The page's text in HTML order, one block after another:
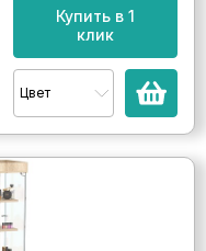
Купить в 1
клик
Цвет